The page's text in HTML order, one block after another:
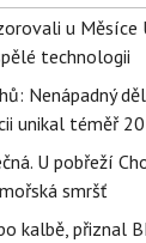
u Měsíce
technologii
Nenápadný
unikal téměř
U pobřeží
mořská smršť
kalbě, přiznal